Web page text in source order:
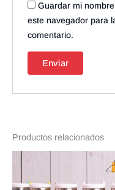
Guardar mi
este navegador para
comentario.
Productos relacionados